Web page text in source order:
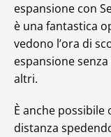
espansione con
è una fantastica
vedono l’ora di
espansione
altri.
È anche possibile
distanza